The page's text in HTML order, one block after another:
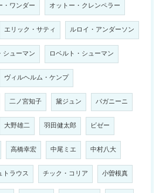
・ワンダー オットー・クレンペラー
エリック・サティ ルロイ・アンダーソン
シューマン ロベルト・シューマン
ヴィルヘルム・ケンプ
二ノ宮知子 黛ジュン パガニーニ
大野雄二 羽田健太郎 ビゼー
高橋幸宏 中尾ミエ 中村八大
トラウス チック・コリア 小曽根真